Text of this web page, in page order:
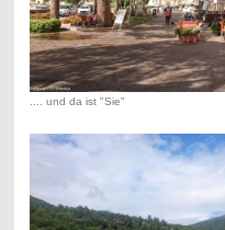
.... und da ist "Sie"